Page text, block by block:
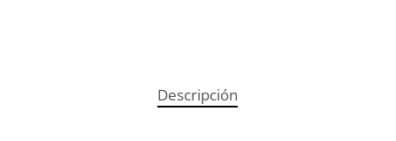
Descripción